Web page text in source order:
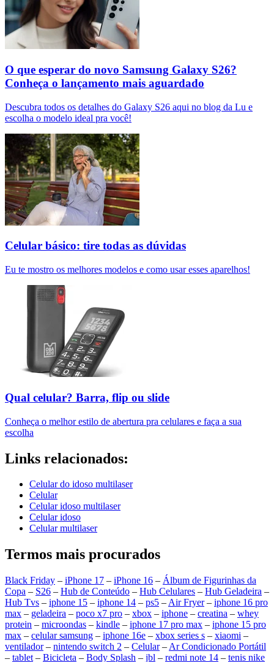
O que esperar do novo Samsung Galaxy S26?
Conheça o lançamento mais aguardado
Descubra todos os detalhes do Galaxy S26 aqui no blog da Lu e
escolha o modelo ideal pra você!
Celular básico: tire todas as dúvidas
Eu te mostro os melhores modelos e como usar esses aparelhos!
Qual celular? Barra, flip ou slide
Conheça o melhor estilo de abertura pra celulares e faça a sua
escolha
Links relacionados:
Celular do idoso multilaser
Celular
Celular idoso multilaser
Celular idoso
Celular multilaser
Termos mais procurados
Black Friday – iPhone 17 – iPhone 16 – Álbum de Figurinhas da
Copa – S26 – Hub de Conteúdo – Hub Celulares – Hub Geladeira –
Hub Tvs – iphone 15 – iphone 14 – ps5 – Air Fryer– iphone 16 pro
max – geladeira – poco x7 pro – xbox – iphone – creatina – whey
protein – microondas – kindle – iphone 17 pro max – iphone 15 pro
max – celular samsung – iphone 16e – xbox series s – xiaomi –
ventilador– nintendo switch 2 – Celular– Ar Condicionado Portátil
– tablet – Bicicleta – Body Splash – jbl – redmi note 14 – tenis nike